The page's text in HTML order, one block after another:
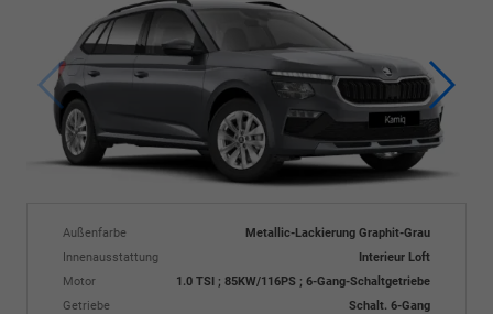
Außenfarbe
Metallic-Lackierung Graphit-Grau
Innenausstattung
Interieur Loft
Motor
1.0 TSI ; 85KW/116PS ; 6-Gang-Schaltgetriebe
Getriebe
Schalt. 6-Gang